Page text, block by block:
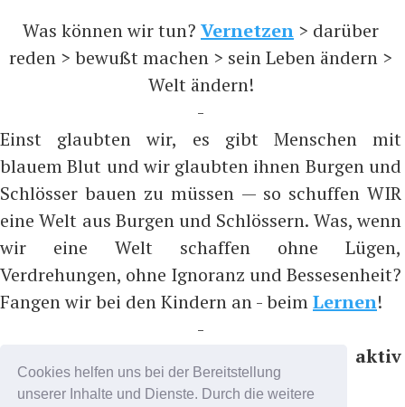
Cookies helfen uns bei der Bereitstellung
unserer Inhalte und Dienste. Durch die weitere
Was können wir tun? Vernetzen > darüber
reden > bewußt machen > sein Leben ändern >
Welt ändern!
-
Einst glaubten wir, es gibt Menschen mit
blauem Blut und wir glaubten ihnen Burgen und
Schlösser bauen zu müssen — so schuffen WIR
eine Welt aus Burgen und Schlössern. Was, wenn
wir eine Welt schaffen ohne Lügen,
Verdrehungen, ohne Ignoranz und Bessesenheit?
Fangen wir bei den Kindern an - beimLernen!
-
Bitte nicht folgen, sondern aktiv
teilnehmen, z.B. auf ...